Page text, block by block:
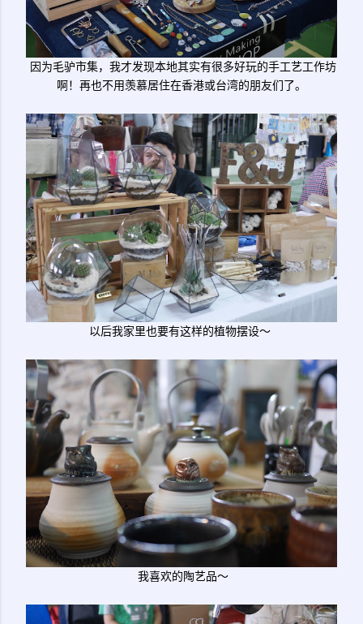
因为毛驴市集，我才发现本地其实有很多好玩的手工艺工作坊
啊！再也不用羡慕居住在香港或台湾的朋友们了。
以后我家里也要有这样的植物摆设～
我喜欢的陶艺品～